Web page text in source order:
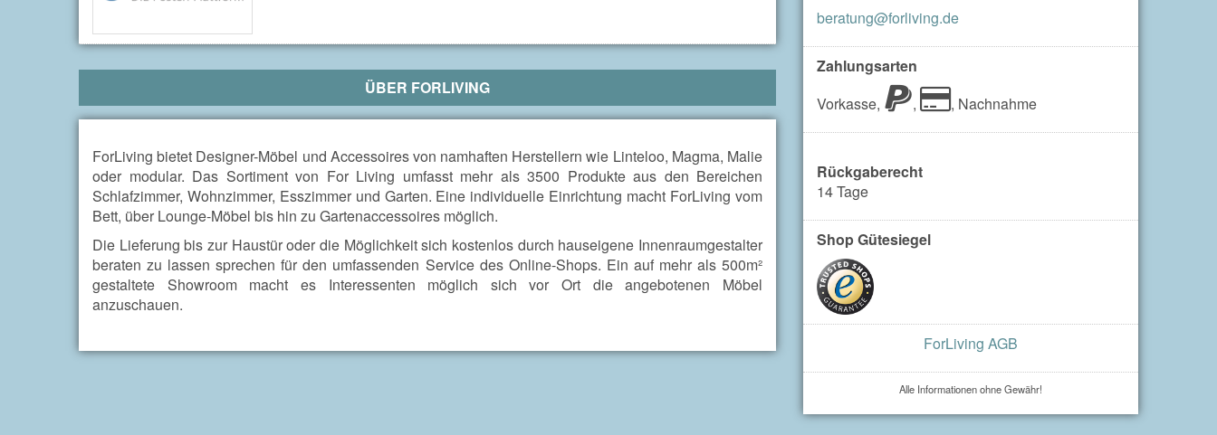
ÜBER FORLIVING
ForLiving bietet Designer-Möbel und Accessoires von namhaften Herstellern wie Linteloo, Magma, Malie
oder modular. Das Sortiment von For Living umfasst mehr als 3500 Produkte aus den Bereichen
Schlafzimmer, Wohnzimmer, Esszimmer und Garten. Eine individuelle Einrichtung macht ForLiving vom
Bett, über Lounge-Möbel bis hin zu Gartenaccessoires möglich.
Die Lieferung bis zur Haustür oder die Möglichkeit sich kostenlos durch hauseigene Innenraumgestalter
beraten zu lassen sprechen für den umfassenden Service des Online-Shops. Ein auf mehr als 500m²
gestaltete Showroom macht es Interessenten möglich sich vor Ort die angebotenen Möbel
anzuschauen.
beratung@forliving.de
Zahlungsarten
Vorkasse,
, , Nachnahme
Rückgaberecht
14 Tage
Shop Gütesiegel
ForLiving AGB
Alle Informationen ohne Gewähr!